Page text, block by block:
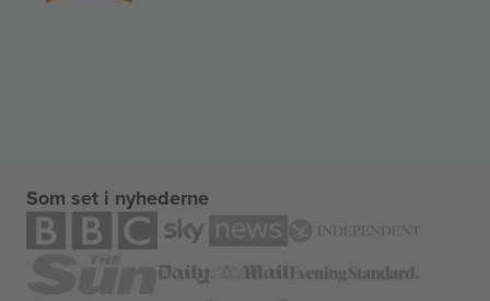
Som set i nyhederne